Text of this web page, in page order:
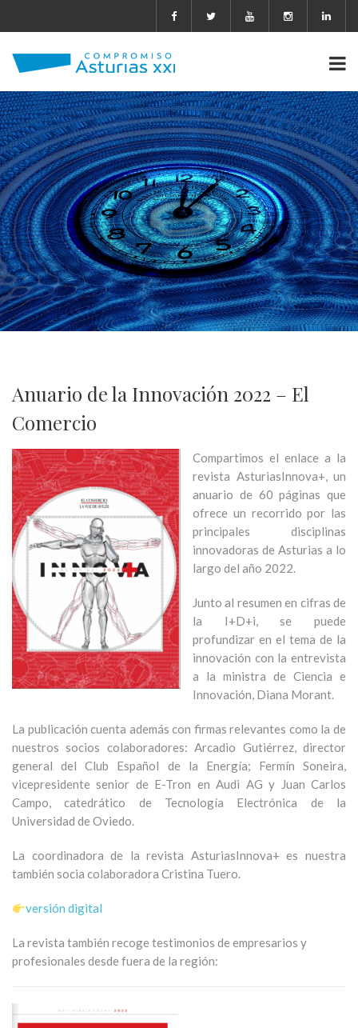
Anuario de la Innovación 2022 – El
Comercio
Compartimos el enlace a la
revista AsturiasInnova+, un
anuario de 60 páginas que
ofrece un recorrido por las
principales disciplinas
innovadoras de Asturias a lo
largo del año 2022.
Junto al resumen en cifras de
la I+D+i, se puede
profundizar en el tema de la
innovación con la entrevista
a la ministra de Ciencia e
Innovación, Diana Morant.
La publicación cuenta además con firmas relevantes como la de
nuestros socios colaboradores: Arcadio Gutiérrez, director
general del Club Español de la Energía; Fermín Soneira,
vicepresidente senior de E-Tron en Audi AG y Juan Carlos
Campo, catedrático de Tecnología Electrónica de la
Universidad de Oviedo.
La coordinadora de la revista AsturiasInnova+ es nuestra
también socia colaboradora Cristina Tuero.
versión digital
La revista también recoge testimonios de empresarios y
profesionales desde fuera de la región: